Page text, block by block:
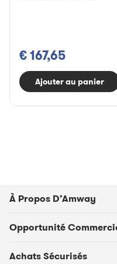
€ 167,65
Ajouter au panier
À Propos D’Amway
Opportunité
Achats Sécurisés